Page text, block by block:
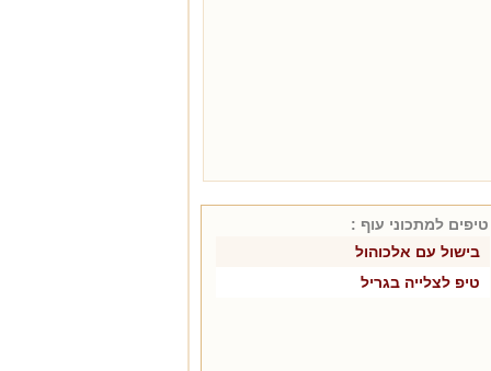
טיפים למתכוני עוף :
בישול עם אלכוהול
טיפ לצלייה בגריל